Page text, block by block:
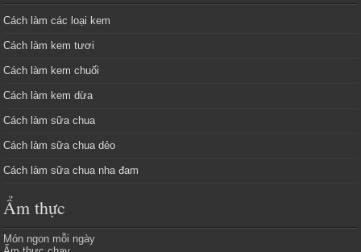
Cách làm các loại kem
Cách làm kem tươi
Cách làm kem chuối
Cách làm kem dừa
Cách làm sữa chua
Cách làm sữa chua dẻo
Cách làm sữa chua nha đam
Ẩm thực
Món ngon mỗi ngày